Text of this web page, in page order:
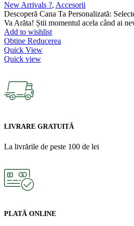
New Arrivals ?, Accesorii
Descoperă Cana Ta Personalizată:
Va Arăta! Știi momentul acela când ai
Add to wishlist
Obtine Reducerea
Quick View
Quick view
LIVRARE GRATUITĂ
La livrările de peste 100 de lei
PLATĂ ONLINE